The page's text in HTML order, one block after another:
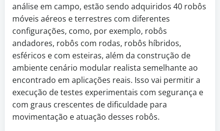
análise em campo, estão sendo adquiridos 40 robôs
móveis aéreos e terrestres com diferentes
configurações, como, por exemplo, robôs
andadores, robôs com rodas, robôs híbridos,
esféricos e com esteiras, além da construção de
ambiente cenário modular realista semelhante ao
encontrado em aplicações reais. Isso vai permitir a
execução de testes experimentais com segurança e
com graus crescentes de dificuldade para
movimentação e atuação desses robôs.